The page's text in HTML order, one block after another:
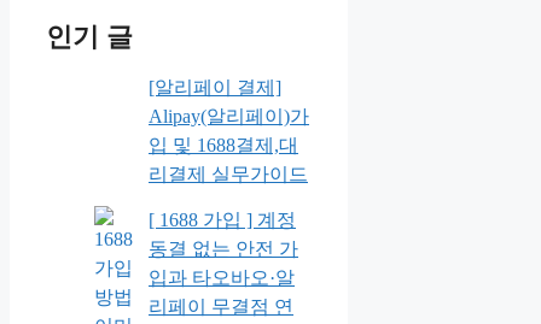
인기 글
[알리페이 결제]
Alipay(알리페이)가
입 및 1688결제,대
리결제 실무가이드
[ 1688 가입 ] 계정
동결 없는 안전 가
입과 타오바오·알
리페이 무결점 연